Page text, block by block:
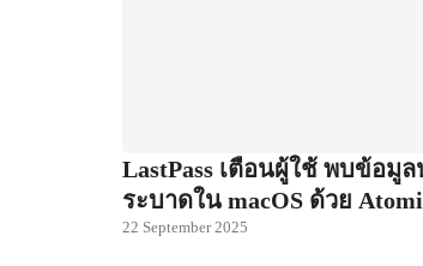
LastPass เตือนผู้ใช้ พบข้อมู
ระบาดใน macOS ด้วย
22 September 2025